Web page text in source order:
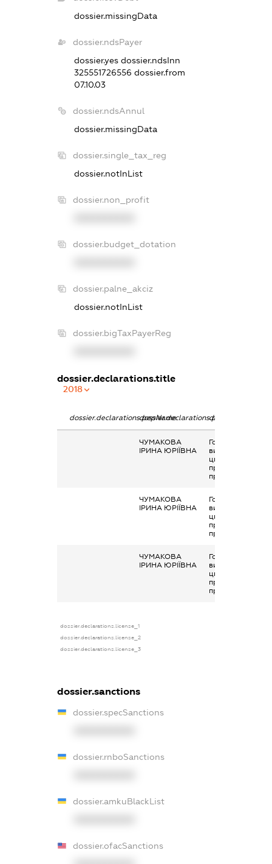
dossier.missingData
dossier.ndsPayer
dossier.yes dossier.ndsInn
325551726556 dossier.from
07.10.03
dossier.ndsAnnul
dossier.missingData
dossier.single_tax_reg
dossier.notInList
dossier.non_profit
dossier.budget_dotation
dossier.palne_akciz
dossier.notInList
dossier.bigTaxPayerReg
dossier.declarations.title
2018
dossier.declarations.pepNamedossier.declarations.personName
ЧУМАКОВА
ІРИНА ЮРІЇВНА
Гонорари та інші
виплати згідно з
цивільно-
правовим
правочинами
ЧУМАКОВА
ІРИНА ЮРІЇВНА
Гонорари та інші
виплати згідно з
цивільно-
правовим
правочинами
ЧУМАКОВА
ІРИНА ЮРІЇВНА
Гонорари та інші
виплати згідно з
цивільно-
правовим
правочинами
dossier.declarations.license_1
dossier.declarations.license_2
dossier.declarations.license_3
dossier.sanctions
dossier.specSanctions
dossier.rnboSanctions
dossier.amkuBlackList
dossier.ofacSanctions